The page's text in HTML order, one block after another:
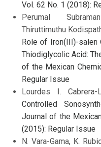
Vol. 62 No. 1 (2018):
Perumal
Thiruttimuthu
Role of Iron(III)-
Thiodiglycolic Acid:
of the Mexican
Regular Issue
Lourdes I. Cabrera-
Controlled
Journal of the
(2015): Regular Issue
N. Vara-Gama, K.